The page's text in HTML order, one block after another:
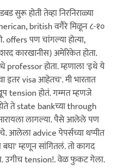
सुरू होती तेव्हा निरनिराळ्या
british वगैरे मिळून ८-१०
offers पण चांगल्या होत्या,
कारखानीस) अमेरिकेत होता.
professor होता. म्हणाला 'इथे ये
इतर visa आहेतच'. मी भारतात
खूप tension होतं. गम्मत म्हणजे
ते state bankच्या through
लागल्या. पैसे आलेले पण
आलेला advice पेपर्सच्या थप्पीत
बघा' म्हणून सांगितलं. तो कागद
उगीच tension!. वेळ फुकट गेला.